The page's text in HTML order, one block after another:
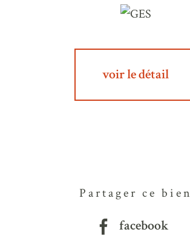
voir le détail
Partager ce bien
facebook